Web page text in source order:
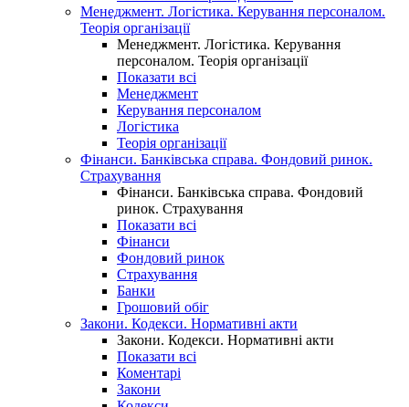
Менеджмент. Логістика. Керування персоналом.
Теорія організації
Менеджмент. Логістика. Керування
персоналом. Теорія організації
Показати всі
Менеджмент
Керування персоналом
Логістика
Теорія організації
Фінанси. Банківська справа. Фондовий ринок.
Страхування
Фінанси. Банківська справа. Фондовий
ринок. Страхування
Показати всі
Фінанси
Фондовий ринок
Страхування
Банки
Грошовий обіг
Закони. Кодекси. Нормативні акти
Закони. Кодекси. Нормативні акти
Показати всі
Коментарі
Закони